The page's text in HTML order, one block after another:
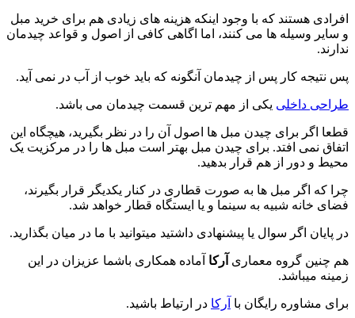
افرادی هستند که با وجود اینکه هزینه های زیادی هم برای خرید مبل
و سایر وسیله ها می کنند، اما اگاهی کافی از اصول و قواعد چیدمان
ندارند.
پس نتیجه کار پس از چیدمان آنگونه که باید خوب از آب در نمی آید.
طراحی داخلی یکی از مهم ترین قسمت چیدمان می باشد.
قطعا اگر برای چیدن مبل ها اصول آن را در نظر بگیرید، هیچگاه این
اتفاق نمی افتد. برای چیدن مبل بهتر است مبل ها را در مرکزیت یک
محیط و دور از هم قرار بدهید.
چرا که اگر مبل ها به صورت قطاری در کنار یکدیگر قرار بگیرند،
فضای خانه شبیه به سینما و یا ایستگاه قطار خواهد شد.
در پایان اگر سوال یا پیشنهادی داشتید میتوانید با ما در میان بگذارید.
هم چنین گروه معماری آرکا آماده همکاری باشما عزیزان در این
زمینه میباشد.
برای مشاوره رایگان با آرکا در ارتیاط باشید.